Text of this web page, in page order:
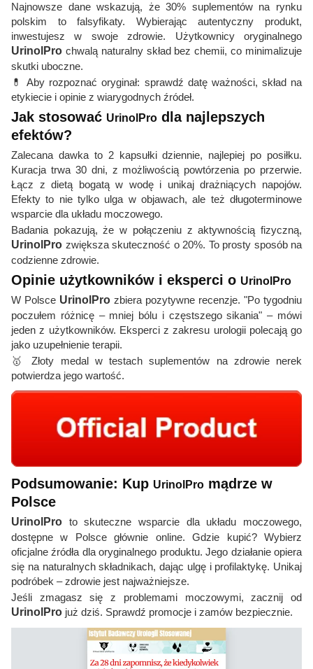
Najnowsze dane wskazują, że 30% suplementów na rynku
polskim to falsyfikaty. Wybierając autentyczny produkt,
inwestujesz w swoje zdrowie. Użytkownicy oryginalnego
UrinolPro chwalą naturalny skład bez chemii, co minimalizuje
skutki uboczne.
💊 Aby rozpoznać oryginał: sprawdź datę ważności, skład na
etykiecie i opinie z wiarygodnych źródeł.
Jak stosować UrinolPro dla najlepszych
efektów?
Zalecana dawka to 2 kapsułki dziennie, najlepiej po posiłku.
Kuracja trwa 30 dni, z możliwością powtórzenia po przerwie.
Łącz z dietą bogatą w wodę i unikaj drażniących napojów.
Efekty to nie tylko ulga w objawach, ale też długoterminowe
wsparcie dla układu moczowego.
Badania pokazują, że w połączeniu z aktywnością fizyczną,
UrinolPro zwiększa skuteczność o 20%. To prosty sposób na
codzienne zdrowie.
Opinie użytkowników i eksperci o UrinolPro
W Polsce UrinolPro zbiera pozytywne recenzje. "Po tygodniu
poczułem różnicę – mniej bólu i częstszego sikania" – mówi
jeden z użytkowników. Eksperci z zakresu urologii polecają go
jako uzupełnienie terapii.
🥇 Złoty medal w testach suplementów na zdrowie nerek
potwierdza jego wartość.
Podsumowanie: Kup UrinolPro mądrze w
Polsce
UrinolPro to skuteczne wsparcie dla układu moczowego,
dostępne w Polsce głównie online. Gdzie kupić? Wybierz
oficjalne źródła dla oryginalnego produktu. Jego działanie opiera
się na naturalnych składnikach, dając ulgę i profilaktykę. Unikaj
podróbek – zdrowie jest najważniejsze.
Jeśli zmagasz się z problemami moczowymi, zacznij od
UrinolPro już dziś. Sprawdź promocje i zamów bezpiecznie.